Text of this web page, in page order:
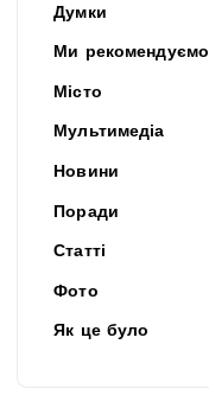
Думки
Ми рекомендуємо
Місто
Мультимедіа
Новини
Поради
Статті
Фото
Як це було